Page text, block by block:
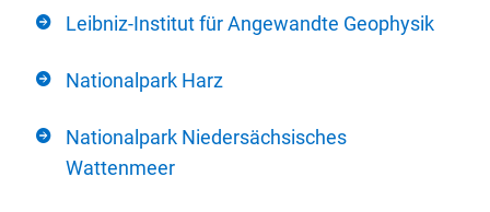
Leibniz-Institut für Angewandte Geophysik
Nationalpark Harz
Nationalpark Niedersächsisches
Wattenmeer